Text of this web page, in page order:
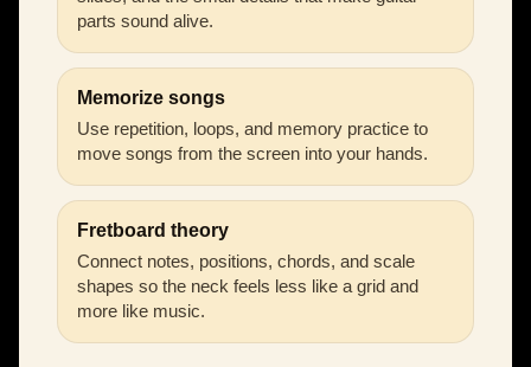
parts sound alive.
Memorize songs
Use repetition, loops, and memory practice to
move songs from the screen into your hands.
Fretboard theory
Connect notes, positions, chords, and scale
shapes so the neck feels less like a grid and
more like music.